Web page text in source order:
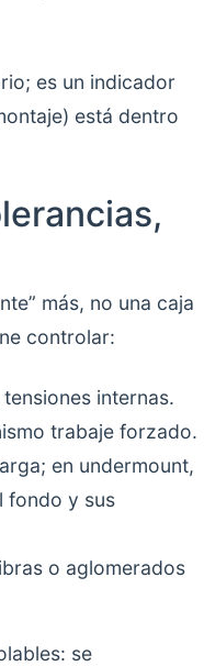
es un indicador
está dentro
más, no una caja
controlar:
internas.
trabaje forzado.
en undermount,
fondo y sus
o aglomerados
se